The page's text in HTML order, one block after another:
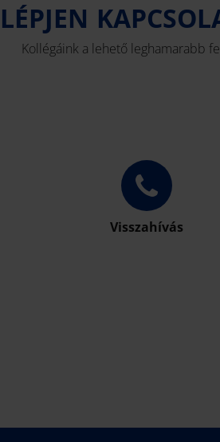
LÉPJEN
Kollégáink a lehető leghamarabb
Visszahívás